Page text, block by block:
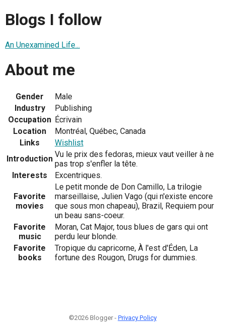
Blogs I follow
An Unexamined Life...
About me
Gender
Male
Industry
Publishing
Occupation Écrivain
Location
Montréal, Québec, Canada
Links
Wishlist
Introduction Vu le prix des fedoras, mieux vaut veiller à ne
pas trop s'enfler la tête.
Interests
Excentriques.
Favorite
movies
Le petit monde de Don Camillo, La trilogie
marseillaise, Julien Vago (qui n'existe encore
que sous mon chapeau), Brazil, Requiem pour
un beau sans-coeur.
Favorite
music
Moran, Cat Major, tous blues de gars qui ont
perdu leur blonde.
Favorite
books
Tropique du capricorne, À l'est d'Éden, La
fortune des Rougon, Drugs for dummies.
©2026 Blogger - Privacy Policy